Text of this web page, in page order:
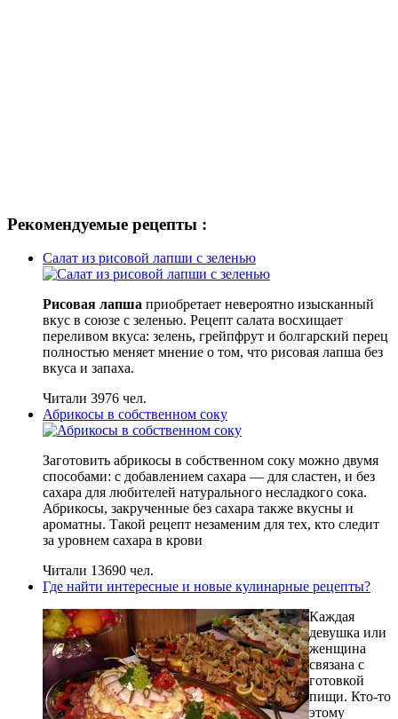
Рекомендуемые рецепты :
Салат из рисовой лапши с зеленью
Рисовая лапша приобретает невероятно изысканный
вкус в союзе с зеленью. Рецепт салата восхищает
переливом вкуса: зелень, грейпфрут и болгарский перец
полностью меняет мнение о том, что рисовая лапша без
вкуса и запаха.
Читали 3976 чел.
Абрикосы в собственном соку
Заготовить абрикосы в собственном соку можно двумя
способами: с добавлением сахара — для сластен, и без
сахара для любителей натурального несладкого сока.
Абрикосы, закрученные без сахара также вкусны и
ароматны. Такой рецепт незаменим для тех, кто следит
за уровнем сахара в крови
Читали 13690 чел.
Где найти интересные и новые кулинарные рецепты?
Каждая
девушка или
женщина
связана с
готовкой
пищи. Кто-то
этому